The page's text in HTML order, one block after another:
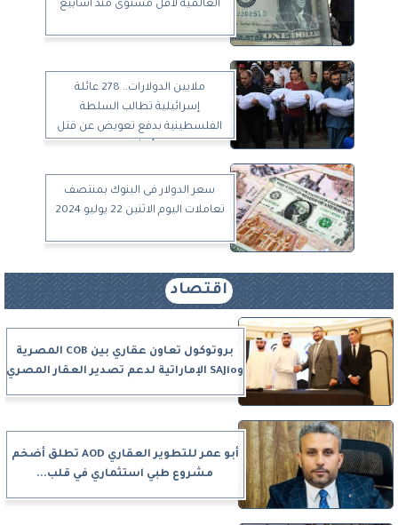
العالمية لأقل مستوى منذ أسابيع
ملايين الدولارات.. 278 عائلة
إسرائيلية تطالب السلطة
الفلسطينية بدفع تعويض عن قتل
سعر الدولار فى البنوك بمنتصف
تعاملات اليوم الاثنين 22 يوليو 2024
اقتصاد
بروتوكول تعاون عقاري بين COB المصرية
وSAJio الإماراتية لدعم تصدير العقار المصري
أبو عمر للتطوير العقاري AOD تطلق أضخم
مشروع طبي استثماري في قلب...